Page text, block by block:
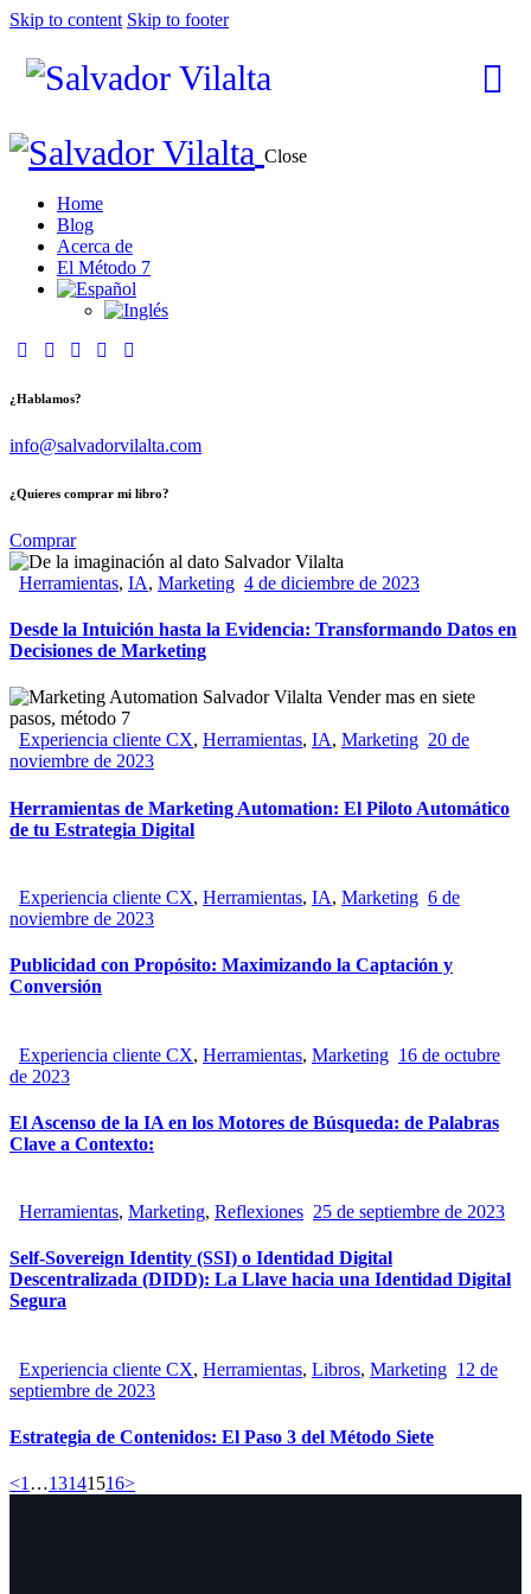
Skip to content Skip to footer
Close
Home
Blog
Acerca de
El Método 7
¿Hablamos?
info@salvadorvilalta.com
¿Quieres comprar mi libro?
Comprar
Herramientas, IA, Marketing 4 de diciembre de 2023
Desde la Intuición hasta la Evidencia: Transformando Datos en
Decisiones de Marketing
Experiencia cliente CX, Herramientas, IA, Marketing 20 de
noviembre de 2023
Herramientas de Marketing Automation: El Piloto Automático
de tu Estrategia Digital
Experiencia cliente CX, Herramientas, IA, Marketing 6 de
noviembre de 2023
Publicidad con Propósito: Maximizando la Captación y
Conversión
Experiencia cliente CX, Herramientas, Marketing 16 de octubre
de 2023
El Ascenso de la IA en los Motores de Búsqueda: de Palabras
Clave a Contexto:
Herramientas, Marketing, Reflexiones 25 de septiembre de 2023
Self-Sovereign Identity (SSI) o Identidad Digital
Descentralizada (DIDD): La Llave hacia una Identidad Digital
Segura
Experiencia cliente CX, Herramientas, Libros, Marketing 12 de
septiembre de 2023
Estrategia de Contenidos: El Paso 3 del Método Siete
<1 …13141516>